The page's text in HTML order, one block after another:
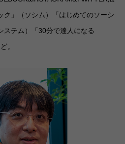
ク」（ソシム）「はじめてのソーシ
ステム）「30分で達人になる
。